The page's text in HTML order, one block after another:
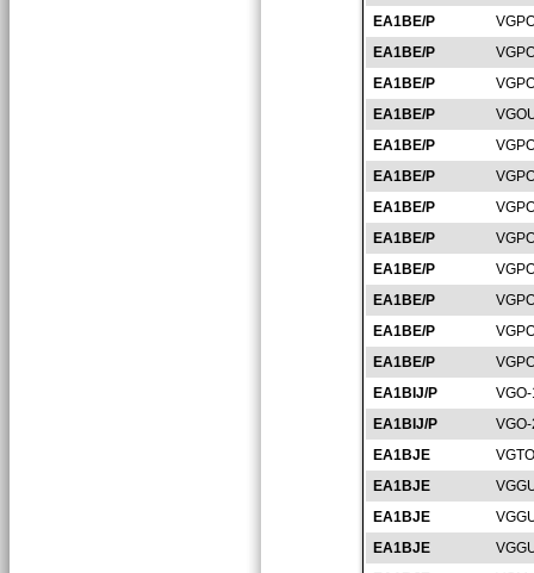
EA1BE/P
EA1BE/P
EA1BE/P
EA1BE/P
EA1BE/P
EA1BE/P
EA1BE/P
EA1BE/P
EA1BE/P
EA1BE/P
EA1BE/P
EA1BE/P
EA1BIJ/P
EA1BIJ/P
EA1BJE
EA1BJE
EA1BJE
EA1BJE